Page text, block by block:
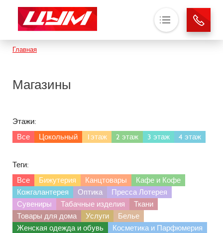
Строка навигации
Главная
Магазины
Этажи:
Все
Цокольный 1этаж 2 этаж 3 этаж 4 этаж
Теги:
Все
Бижутерия Канцтовары
Кафе и Кофе
Кожгалантерея
Оптика
Пресса Лотерея
Сувениры
Табачные изделия
Ткани
Товары для дома
Услуги
Белье
Женская одежда и обувь
Косметика и Парфюмерия